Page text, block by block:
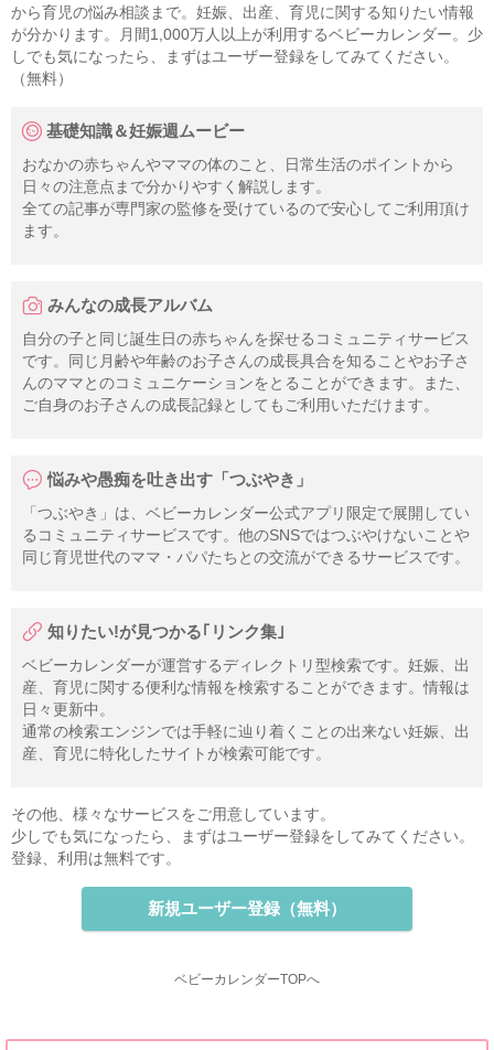
から育児の悩み相談まで。妊娠、出産、育児に関する知りたい情報
が分かります。月間1,000万人以上が利用するベビーカレンダー。少
しでも気になったら、まずはユーザー登録をしてみてください。
（無料）
基礎知識＆妊娠週ムービー
おなかの赤ちゃんやママの体のこと、日常生活のポイントから
日々の注意点まで分かりやすく解説します。
全ての記事が専門家の監修を受けているので安心してご利用頂け
ます。
みんなの成長アルバム
自分の子と同じ誕生日の赤ちゃんを探せるコミュニティサービス
です。同じ月齢や年齢のお子さんの成長具合を知ることやお子さ
んのママとのコミュニケーションをとることができます。また、
ご自身のお子さんの成長記録としてもご利用いただけます。
悩みや愚痴を吐き出す「つぶやき」
「つぶやき」は、ベビーカレンダー公式アプリ限定で展開してい
るコミュニティサービスです。他のSNSではつぶやけないことや
同じ育児世代のママ・パパたちとの交流ができるサービスです。
知りたい!が見つかる｢リンク集｣
ベビーカレンダーが運営するディレクトリ型検索です。妊娠、出
産、育児に関する便利な情報を検索することができます。情報は
日々更新中。
通常の検索エンジンでは手軽に辿り着くことの出来ない妊娠、出
産、育児に特化したサイトが検索可能です。
その他、様々なサービスをご用意しています。
少しでも気になったら、まずはユーザー登録をしてみてください。
登録、利用は無料です。
新規ユーザー登録（無料）
ベビーカレンダーTOPへ